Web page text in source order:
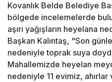
Kovanlık Belde Belediye
bölgede incelemelerde
aşırı yağışların heyelana
Başkan Kalıntaş, "Son
nedeniyle toprak suya
Mahallemizde heyelan
nedeniyle 11 evimiz,